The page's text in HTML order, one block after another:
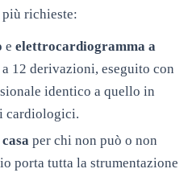
richieste:
e elettrocardiogramma a
a 12 derivazioni, eseguito con
identico a quello in
cardiologici.
per chi non può o non
porta tutta la strumentazione